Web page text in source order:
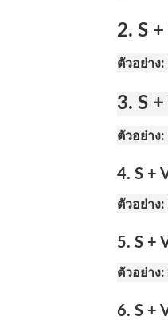
2. S
ตัวอย่าง:
3. S
ตัวอย่าง:
4. S +
ตัวอย่าง:
5. S +
ตัวอย่าง:
6. S +